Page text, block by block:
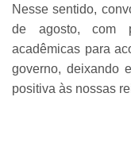
Nesse sentido,
de agosto, com
acadêmicas para
governo, deixando
positiva às nossas